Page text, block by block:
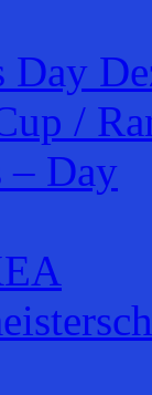
/
Day